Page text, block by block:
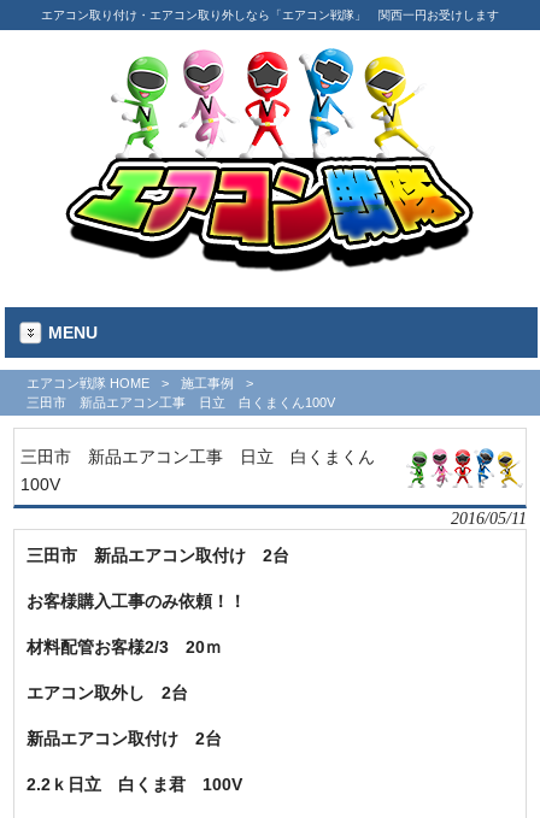
エアコン取り付け・エアコン取り外しなら「エアコン戦隊」 関西一円お受けします
MENU
エアコン戦隊 HOME > 施工事例
>
三田市 新品エアコン工事 日立 白くまくん100V
三田市 新品エアコン工事 日立 白くまくん
100V
2016/05/11
三田市 新品エアコン取付け 2台
お客様購入工事のみ依頼！！
材料配管お客様2/3 20ｍ
エアコン取外し 2台
新品エアコン取付け 2台
2.2ｋ日立 白くま君 100V